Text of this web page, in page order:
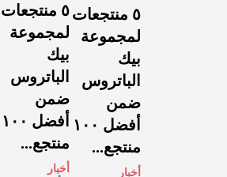
٥ منتجعات
لمجموعة
بيك
الباتروس
ضمن
أفضل ١٠٠
منتجع...
أخبار
٥ منتجعات
لمجموعة
بيك
الباتروس
ضمن
أفضل ١٠٠
منتجع...
أخبار